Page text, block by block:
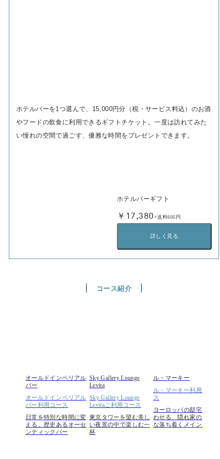
ホテルバーを1つ選んで、15,000円分（税・サービス料込）のお酒
やフードの飲食に利用できるギフトチケット。一度は訪れてみた
い憧れの空間で過ごす、優雅な時間をプレゼントできます。
ホテルバーギフト
￥17,380+送料605円
詳しく見る
コース紹介
オールドインペリアル
バー
オールドインペリアル
バー利用コース
日常を特別な時間に変
える、歴史あるオーセ
ンティックバー
Sky Gallery Lounge
Levita
Sky Gallery Lounge
Levitaご利用コース
東京タワーを望む美し
い夜景の中で楽しむ一
杯
ル・マーキー
ル・マーキー利用コー
ス
ヨーロッパの邸宅を思
わせる、隠れ家のよう
な落ち着くメインバー